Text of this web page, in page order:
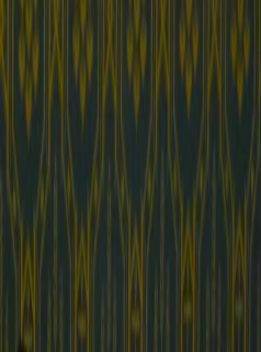
Opini
Konsultasi Syariah
Lensa
Iqtishodia
Sastra